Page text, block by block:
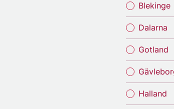
Blekinge
Dalarna
Gotland
Halland